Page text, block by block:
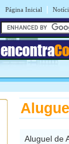
Página Inicial |
encontra
Aluguel de